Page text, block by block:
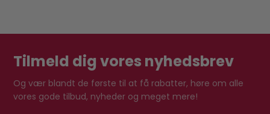
Tilmeld dig vores nyhedsbrev
Og vær blandt de første til at få rabatter, høre om alle
vores gode tilbud, nyheder og meget mere!